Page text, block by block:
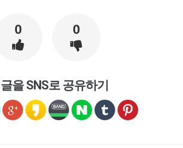
0 0
을 SNS로 공유하기